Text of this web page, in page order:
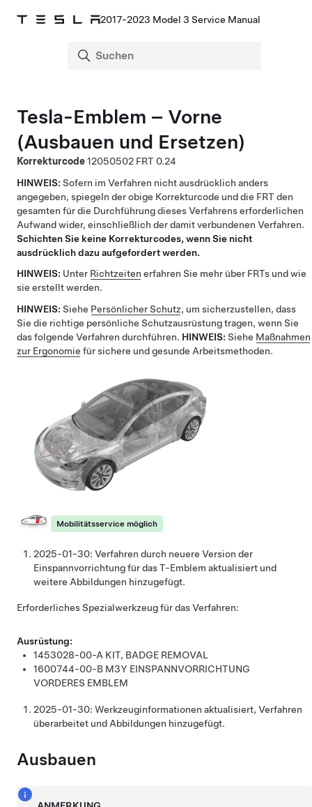
2017-2023 Model 3 Service Manual
Tesla-Emblem – Vorne
(Ausbauen und Ersetzen)
Korrekturcode12050502
0.24
HINWEIS: Sofern im Verfahren nicht ausdrücklich anders
angegeben, spiegeln der obige Korrekturcode und die FRT den
gesamten für die Durchführung dieses Verfahrens erforderlichen
Aufwand wider, einschließlich der damit verbundenen Verfahren.
Schichten Sie keine Korrekturcodes, wenn Sie nicht
ausdrücklich dazu aufgefordert werden.
HINWEIS: Unter Richtzeiten erfahren Sie mehr über FRTs und wie
sie erstellt werden.
HINWEIS: Siehe Persönlicher Schutz, um sicherzustellen, dass
Sie die richtige persönliche Schutzausrüstung tragen, wenn Sie
das folgende Verfahren durchführen. HINWEIS: Siehe Maßnahmen
zur Ergonomie für sichere und gesunde Arbeitsmethoden.
Mobilitätsservice möglich
2025-01-30: Verfahren durch neuere Version der
Einspannvorrichtung für das T-Emblem aktualisiert und
weitere Abbildungen hinzugefügt.
Erforderliches Spezialwerkzeug für das Verfahren:
Ausrüstung:
1453028-00-A KIT, BADGE REMOVAL
1600744-00-B M3Y EINSPANNVORRICHTUNG
VORDERES EMBLEM
2025-01-30: Werkzeuginformationen aktualisiert, Verfahren
überarbeitet und Abbildungen hinzugefügt.
Ausbauen